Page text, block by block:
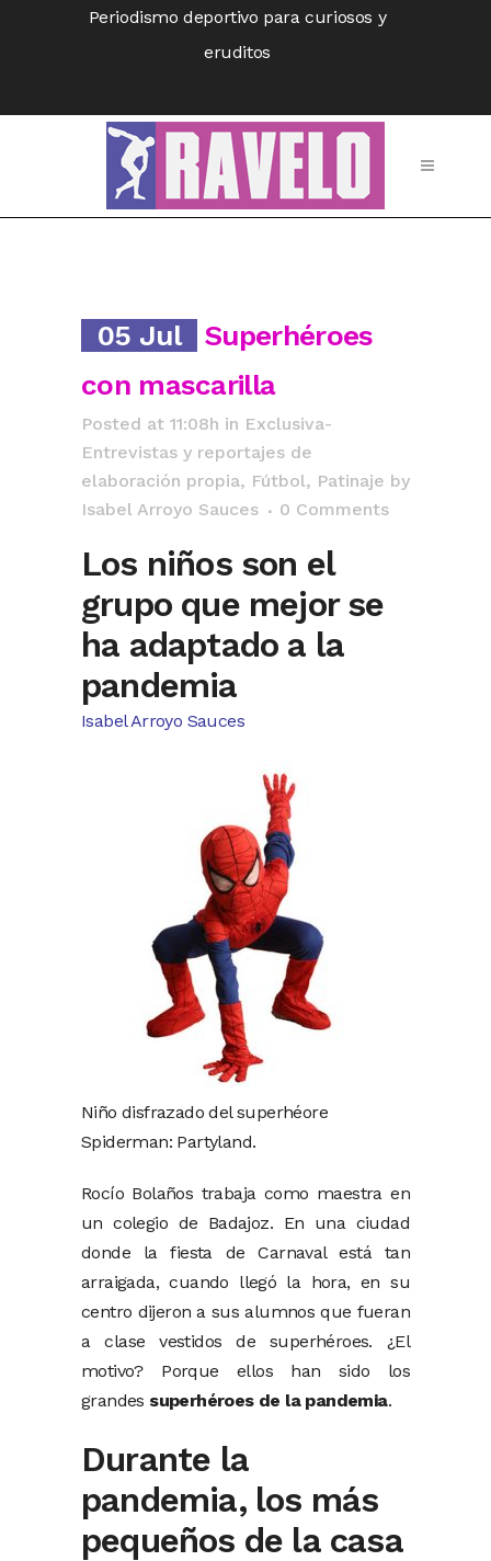
Periodismo deportivo para curiosos y
eruditos
05 Jul
Superhéroes
con mascarilla
Posted at 11:08h in Exclusiva-
Entrevistas y reportajes de
elaboración propia, Fútbol, Patinaje by
Isabel Arroyo Sauces
0 Comments
Los niños son el
grupo que mejor se
ha adaptado a la
pandemia
Isabel Arroyo Sauces
Niño disfrazado del superhéore
Spiderman: Partyland.
Rocío Bolaños trabaja como maestra en
un colegio de Badajoz. En una ciudad
donde la fiesta de Carnaval está tan
arraigada, cuando llegó la hora, en su
centro dijeron a sus alumnos que fueran
a clase vestidos de superhéroes. ¿El
motivo? Porque ellos han sido los
grandes superhéroes de la pandemia.
Durante la
pandemia, los más
pequeños de la casa